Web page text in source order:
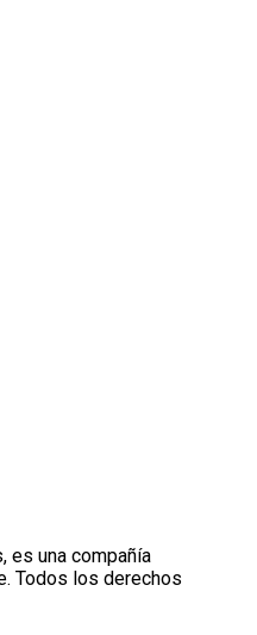
es una compañía
Todos los derechos